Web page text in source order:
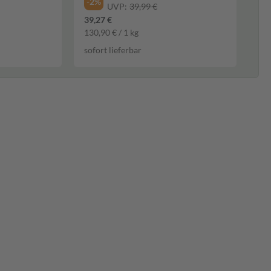
UVP: 39,99 €
39,27 €
130,90 € / 1 kg
sofort lieferbar